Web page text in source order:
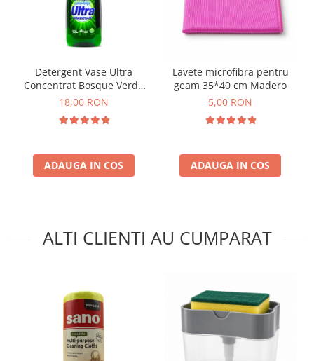
Detergent Vase Ultra
Concentrat Bosque Verde
Spania 1.3L
18,00 RON
ADAUGA IN COS
Lavete microfibra pentru
geam 35*40 cm Madero
5,00 RON
ADAUGA IN COS
ALTI CLIENTI AU CUMPARAT